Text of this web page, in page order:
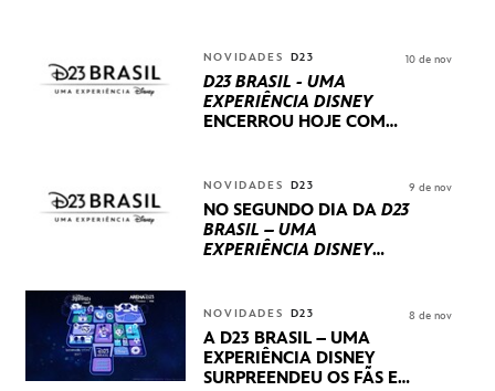
NOVIDADES D23
D23 BRASIL - UMA
EXPERIÊNCIA DISNEY
ENCERROU HOJE COM
INTERNACIONAIS E
PRODUÇÕES BRASILEIRAS
10 de nov
NOVIDADES D23
NO SEGUNDO DIA DA D23
BRASIL – UMA
EXPERIÊNCIA DISNEY
STUDIOS REVELARAM
PRÉVIAS E NOVIDADES
DOS SEUS PRÓXIMOS
LANÇAMENTOS
9 de nov
NOVIDADES D23
A D23 BRASIL – UMA
EXPERIÊNCIA DISNEY
SURPREENDEU OS FÃS EM
8 de nov